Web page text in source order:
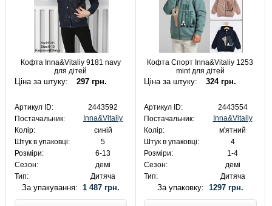
Кофта Inna&Vitaliy 9181 navy
для дітей
Ціна за штуку: 297 грн.
Артикул ID:
2443592
Постачальник:
Inna&Vitaliy
Колір:
синій
Штук в упаковці:
5
Розміри:
6-13
Сезон:
демі
Тип:
Дитяча
За упакування: 1 487 грн.
Кофта Спорт Inna&Vitaliy 1253
mint для дітей
Ціна за штуку: 324 грн.
Артикул ID:
2443554
Постачальник:
Inna&Vitaliy
Колір:
м'ятний
Штук в упаковці:
4
Розміри:
1-4
Сезон:
демі
Тип:
Дитяча
За упаковку: 1297 грн.